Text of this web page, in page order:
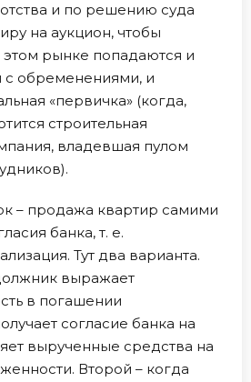
и по решению суда
на аукцион, чтобы
этом рынке попадаются и
с обременениями, и
«первичка» (когда,
строительная
владевшая пулом
– продажа квартир самими
банка, т. е.
Тут два варианта.
выражает
в погашении
согласие банка на
вырученные средства на
Второй – когда